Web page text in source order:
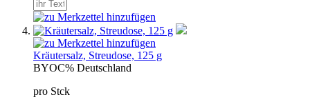
Kräutersalz, Streudose, 125 g
BYOC% Deutschland
pro Stck